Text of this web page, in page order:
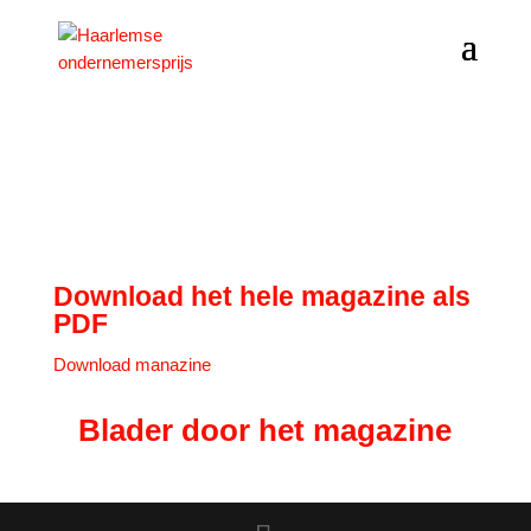
Download het hele magazine als
PDF
Download manazine
Blader door het magazine